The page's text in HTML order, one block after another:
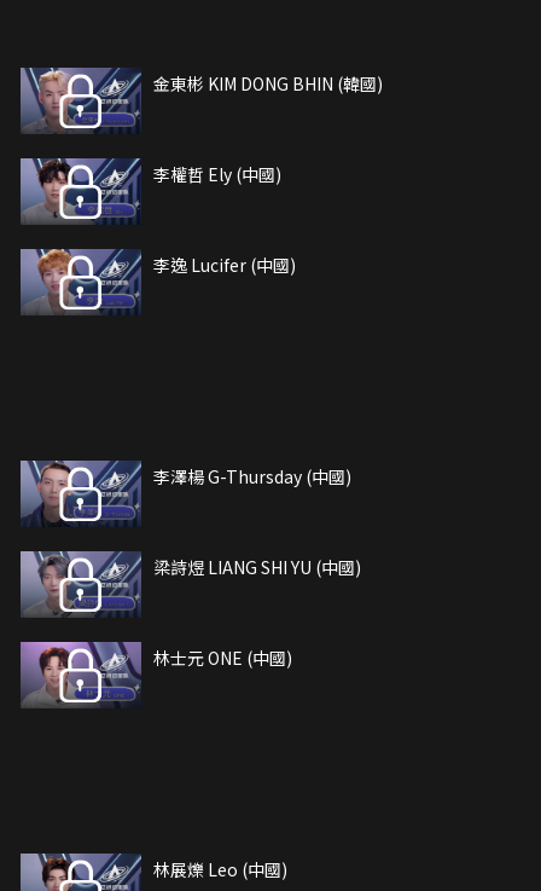
金東彬 KIM DONG BHIN (韓國)
李權哲 Ely (中國)
李逸 Lucifer (中國)
李澤楊 G-Thursday (中國)
梁詩煜 LIANG SHI YU (中國)
林士元 ONE (中國)
林展爍 Leo (中國)